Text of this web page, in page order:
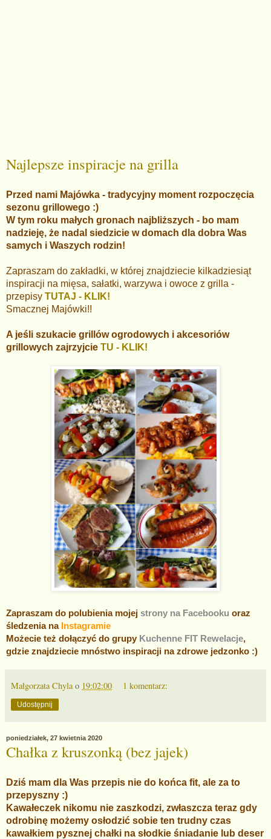
Najlepsze inspiracje na grilla
Przed nami Majówka - tradycyjny moment rozpoczęcia
sezonu grillowego :)
W tym roku małych gronach najbliższych - bo mam
nadzieję, że nadal siedzicie w domach dla dobra Was
samych i Waszych rodzin!
Zapraszam do zakładki, w której znajdziecie kilkadziesiąt
inspiracji na mięsa, sałatki, warzywa i owoce z grilla -
przepisy TUTAJ - KLIK!
Smacznej Majówki!!
A jeśli szukacie grillów ogrodowych i akcesoriów
grillowych zajrzyjcie TU - KLIK!
Zapraszam do polubienia mojej strony na Facebooku oraz
śledzenia na Instagramie
Możecie też dołączyć do grupy Kuchenne FIT Rewelacje,
gdzie znajdziecie mnóstwo inspiracji na zdrowe jedzonko :)
Małgorzata Chyla o 19:02:00 1 komentarz:
Udostępnij
poniedziałek, 27 kwietnia 2020
Chałka z kruszonką (bez jajek)
Dziś mam dla Was przepis nie do końca fit, ale za to
przepyszny :)
Kawałeczek nikomu nie zaszkodzi, zwłaszcza teraz gdy
odrobinę możemy osłodzić sobie ten trudny czas
kawałkiem pysznej chałki na słodkie śniadanie lub deser